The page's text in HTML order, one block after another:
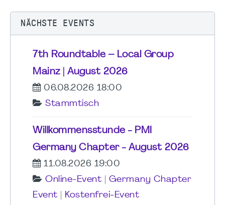
NÄCHSTE EVENTS
7th Roundtable – Local Group
Mainz | August 2026
06.08.2026 18:00
Stammtisch
Willkommensstunde - PMI
Germany Chapter - August 2026
11.08.2026 19:00
Online-Event
Germany Chapter
Event
Kostenfrei-Event